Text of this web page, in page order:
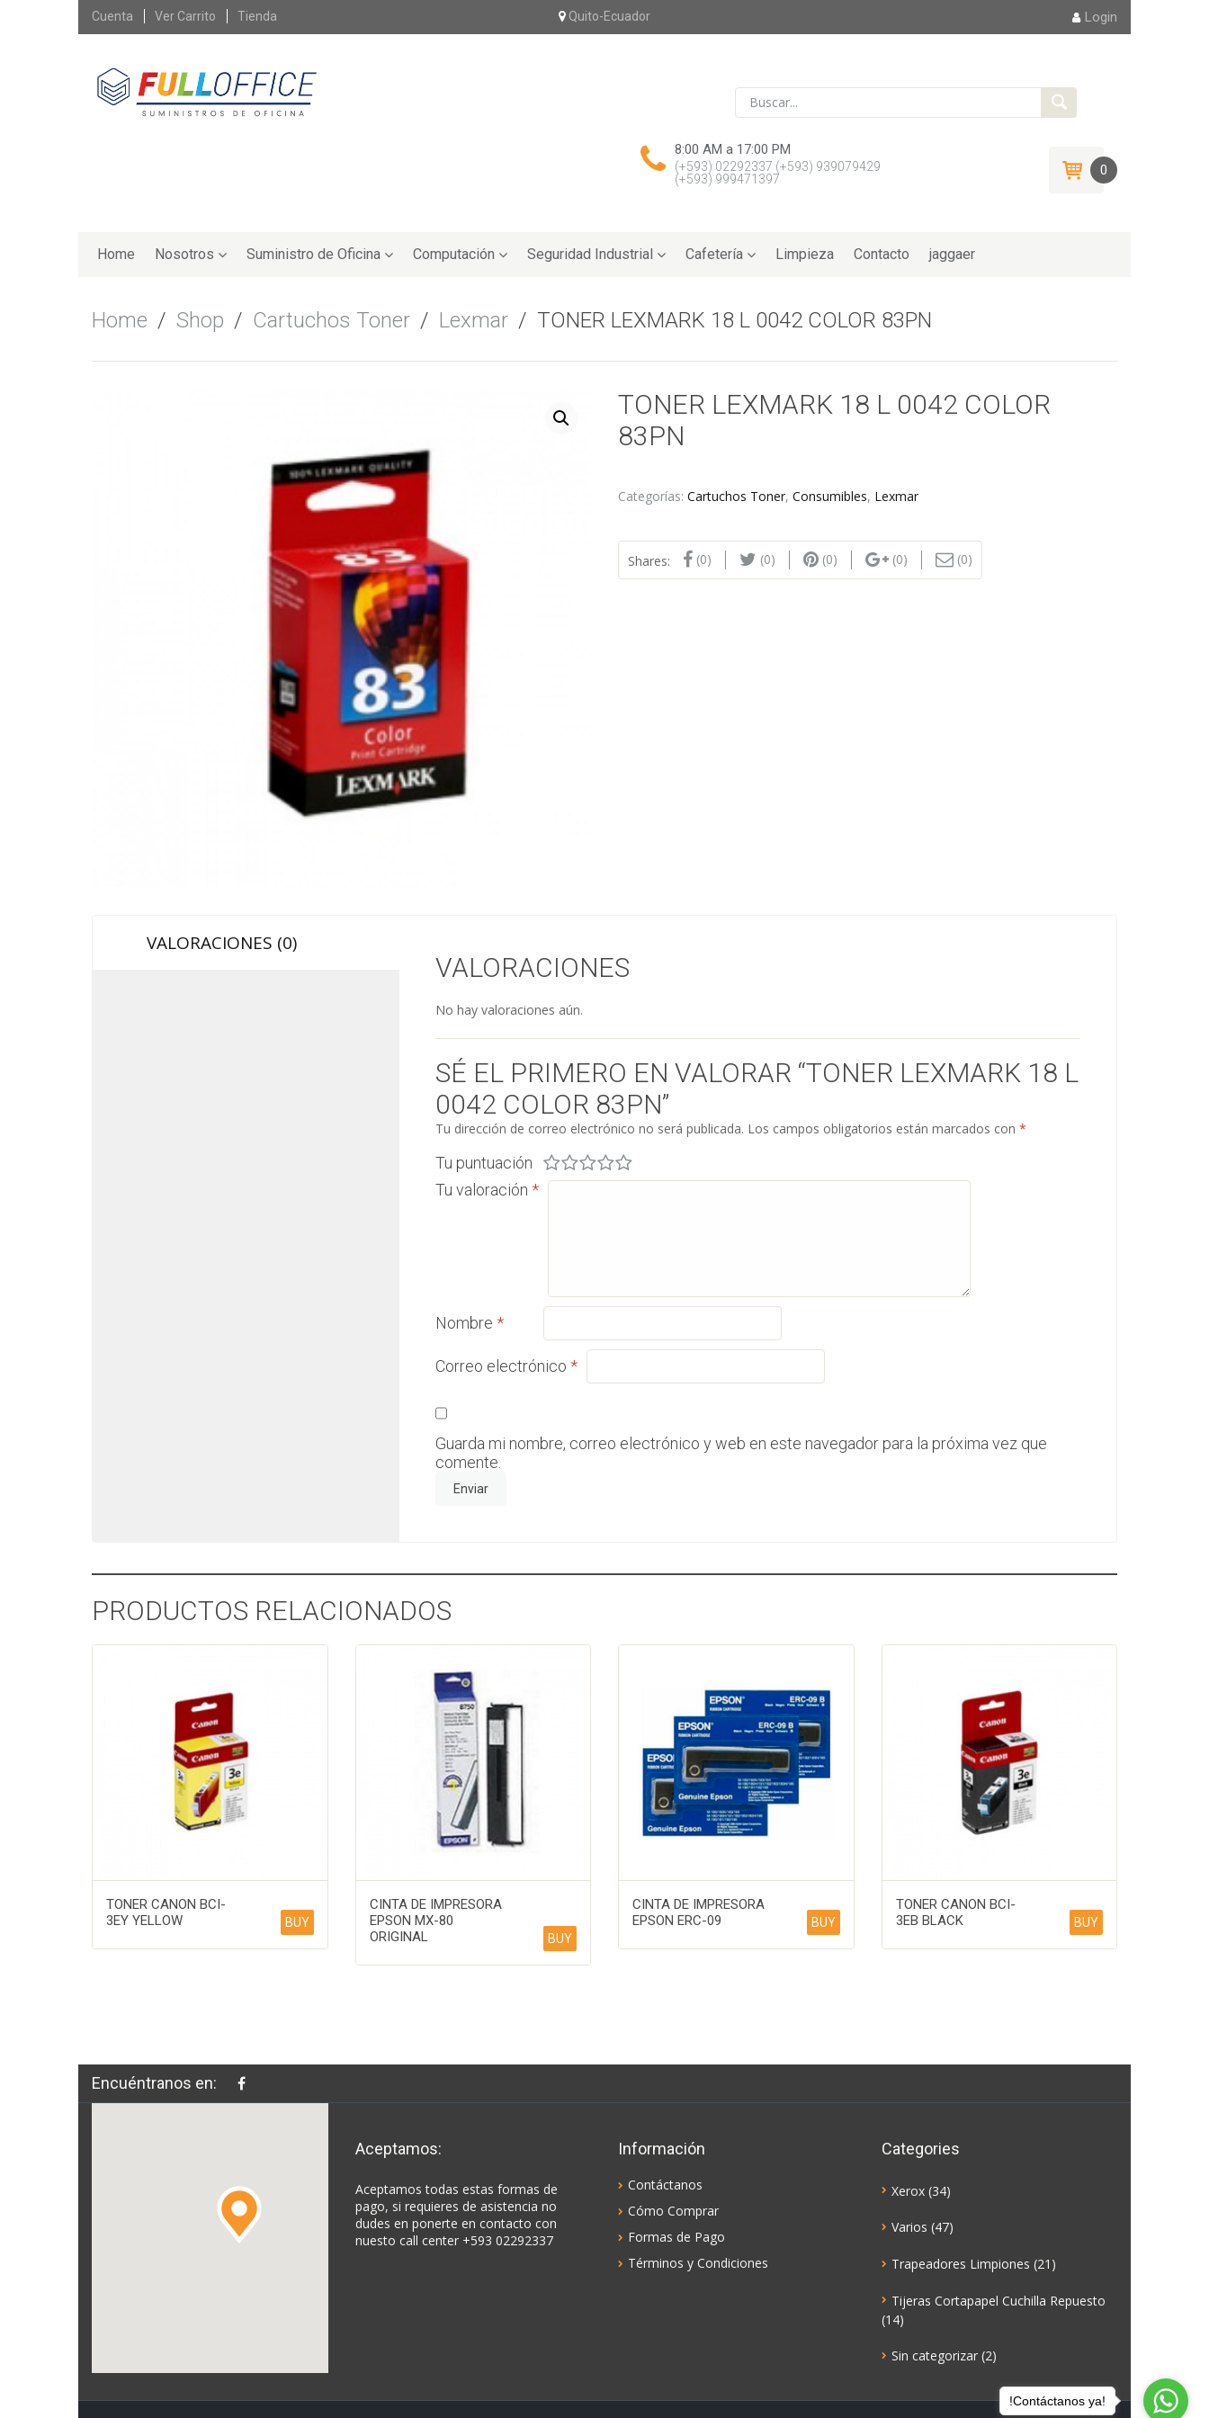
Skip
Cuenta Ver Carrito Tienda Quito-Ecuador Login
8:00 AM a 17:00 PM
(+593) 02292337 (+593) 939079429
(+593) 999471397
0
to
Home Nosotros Suministro de Oficina Computación Seguridad Industrial Cafetería Limpieza Contacto jaggaer
Home / Shop / Cartuchos Toner / Lexmar / TONER LEXMARK 18 L 0042 COLOR 83PN
TONER LEXMARK 18 L 0042 COLOR
83PN
Categorías: Cartuchos Toner, Consumibles, Lexmar
Shares: (0) (0) (0) (0) (0)
VALORACIONES (0)
VALORACIONES
No hay valoraciones aún.
SÉ EL PRIMERO EN VALORAR “TONER LEXMARK 18 L
0042 COLOR 83PN”
Tu dirección de correo electrónico no será publicada. Los campos obligatorios están marcados con*
Tu puntuación
Tu valoración*
Nombre*
Correo electrónico*
Guarda mi nombre, correo electrónico y web en este navegador para la próxima vez que
comente.
PRODUCTOS RELACIONADOS
TONER CANON BCI-
3EY YELLOW
BUY
CINTA DE IMPRESORA
EPSON MX-80
ORIGINAL
BUY
CINTA DE IMPRESORA
EPSON ERC-09
BUY
TONER CANON BCI-
3EB BLACK
BUY
Encuéntranos en:
Aceptamos:
Aceptamos todas estas formas de
pago, si requieres de asistencia no
dudes en ponerte en contacto con
nuesto call center +593 02292337
Información
Contáctanos
Cómo Comprar
Formas de Pago
Términos y Condiciones
Categories
Xerox (34)
Varios (47)
Trapeadores Limpiones (21)
Tijeras Cortapapel Cuchilla Repuesto
(14)
Sin categorizar (2)
!Contáctanos ya!